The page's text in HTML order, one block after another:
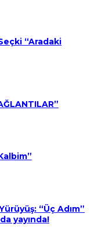
“Aradaki
“Üç Adım”
yayında!